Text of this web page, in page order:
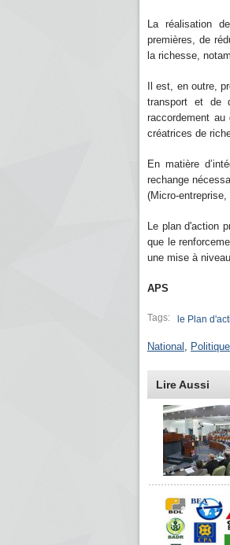
La réalisation
premières, de
la richesse,
Il est, en outre,
transport et de
raccordement
créatrices de
En matière
rechange
(Micro-
Le plan d'action
que le
une mise à
APS
Tags: le Plan
National , Politique
Lire Aussi